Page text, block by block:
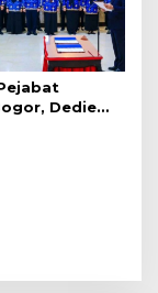
Dedie